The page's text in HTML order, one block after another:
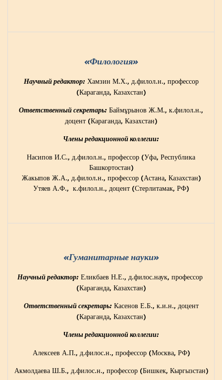
«Филология»
Научный редактор: Хамзин М.Х., д.филол.н., профессор
(Караганда, Казахстан)
Ответственный секретарь: Баймұрынов Ж.М., к.филол.н.,
доцент (Караганда, Казахстан)
Члены редакционной коллегии:
Насипов И.С., д.филол.н., профессор (Уфа, Республика
Башкортостан)
Жакыпов Ж.А., д.филол.н., профессор (Астана, Казахстан)
Утяев А.Ф., к.филол.н., доцент (Стерлитамак, РФ)
«Гуманитарные науки»
Научный редактор: Еликбаев Н.Е., д.филос.наук, профессор
(Караганда, Казахстан)
Ответственный секретарь: Касенов Е.Б., к.и.н., доцент
(Караганда, Казахстан)
Члены редакционной коллегии:
Алексеев А.П., д.филос.н., профессор (Москва, РФ)
Акмолдаева Ш.Б., д.филос.н., профессор (Бишкек, Кыргызстан)